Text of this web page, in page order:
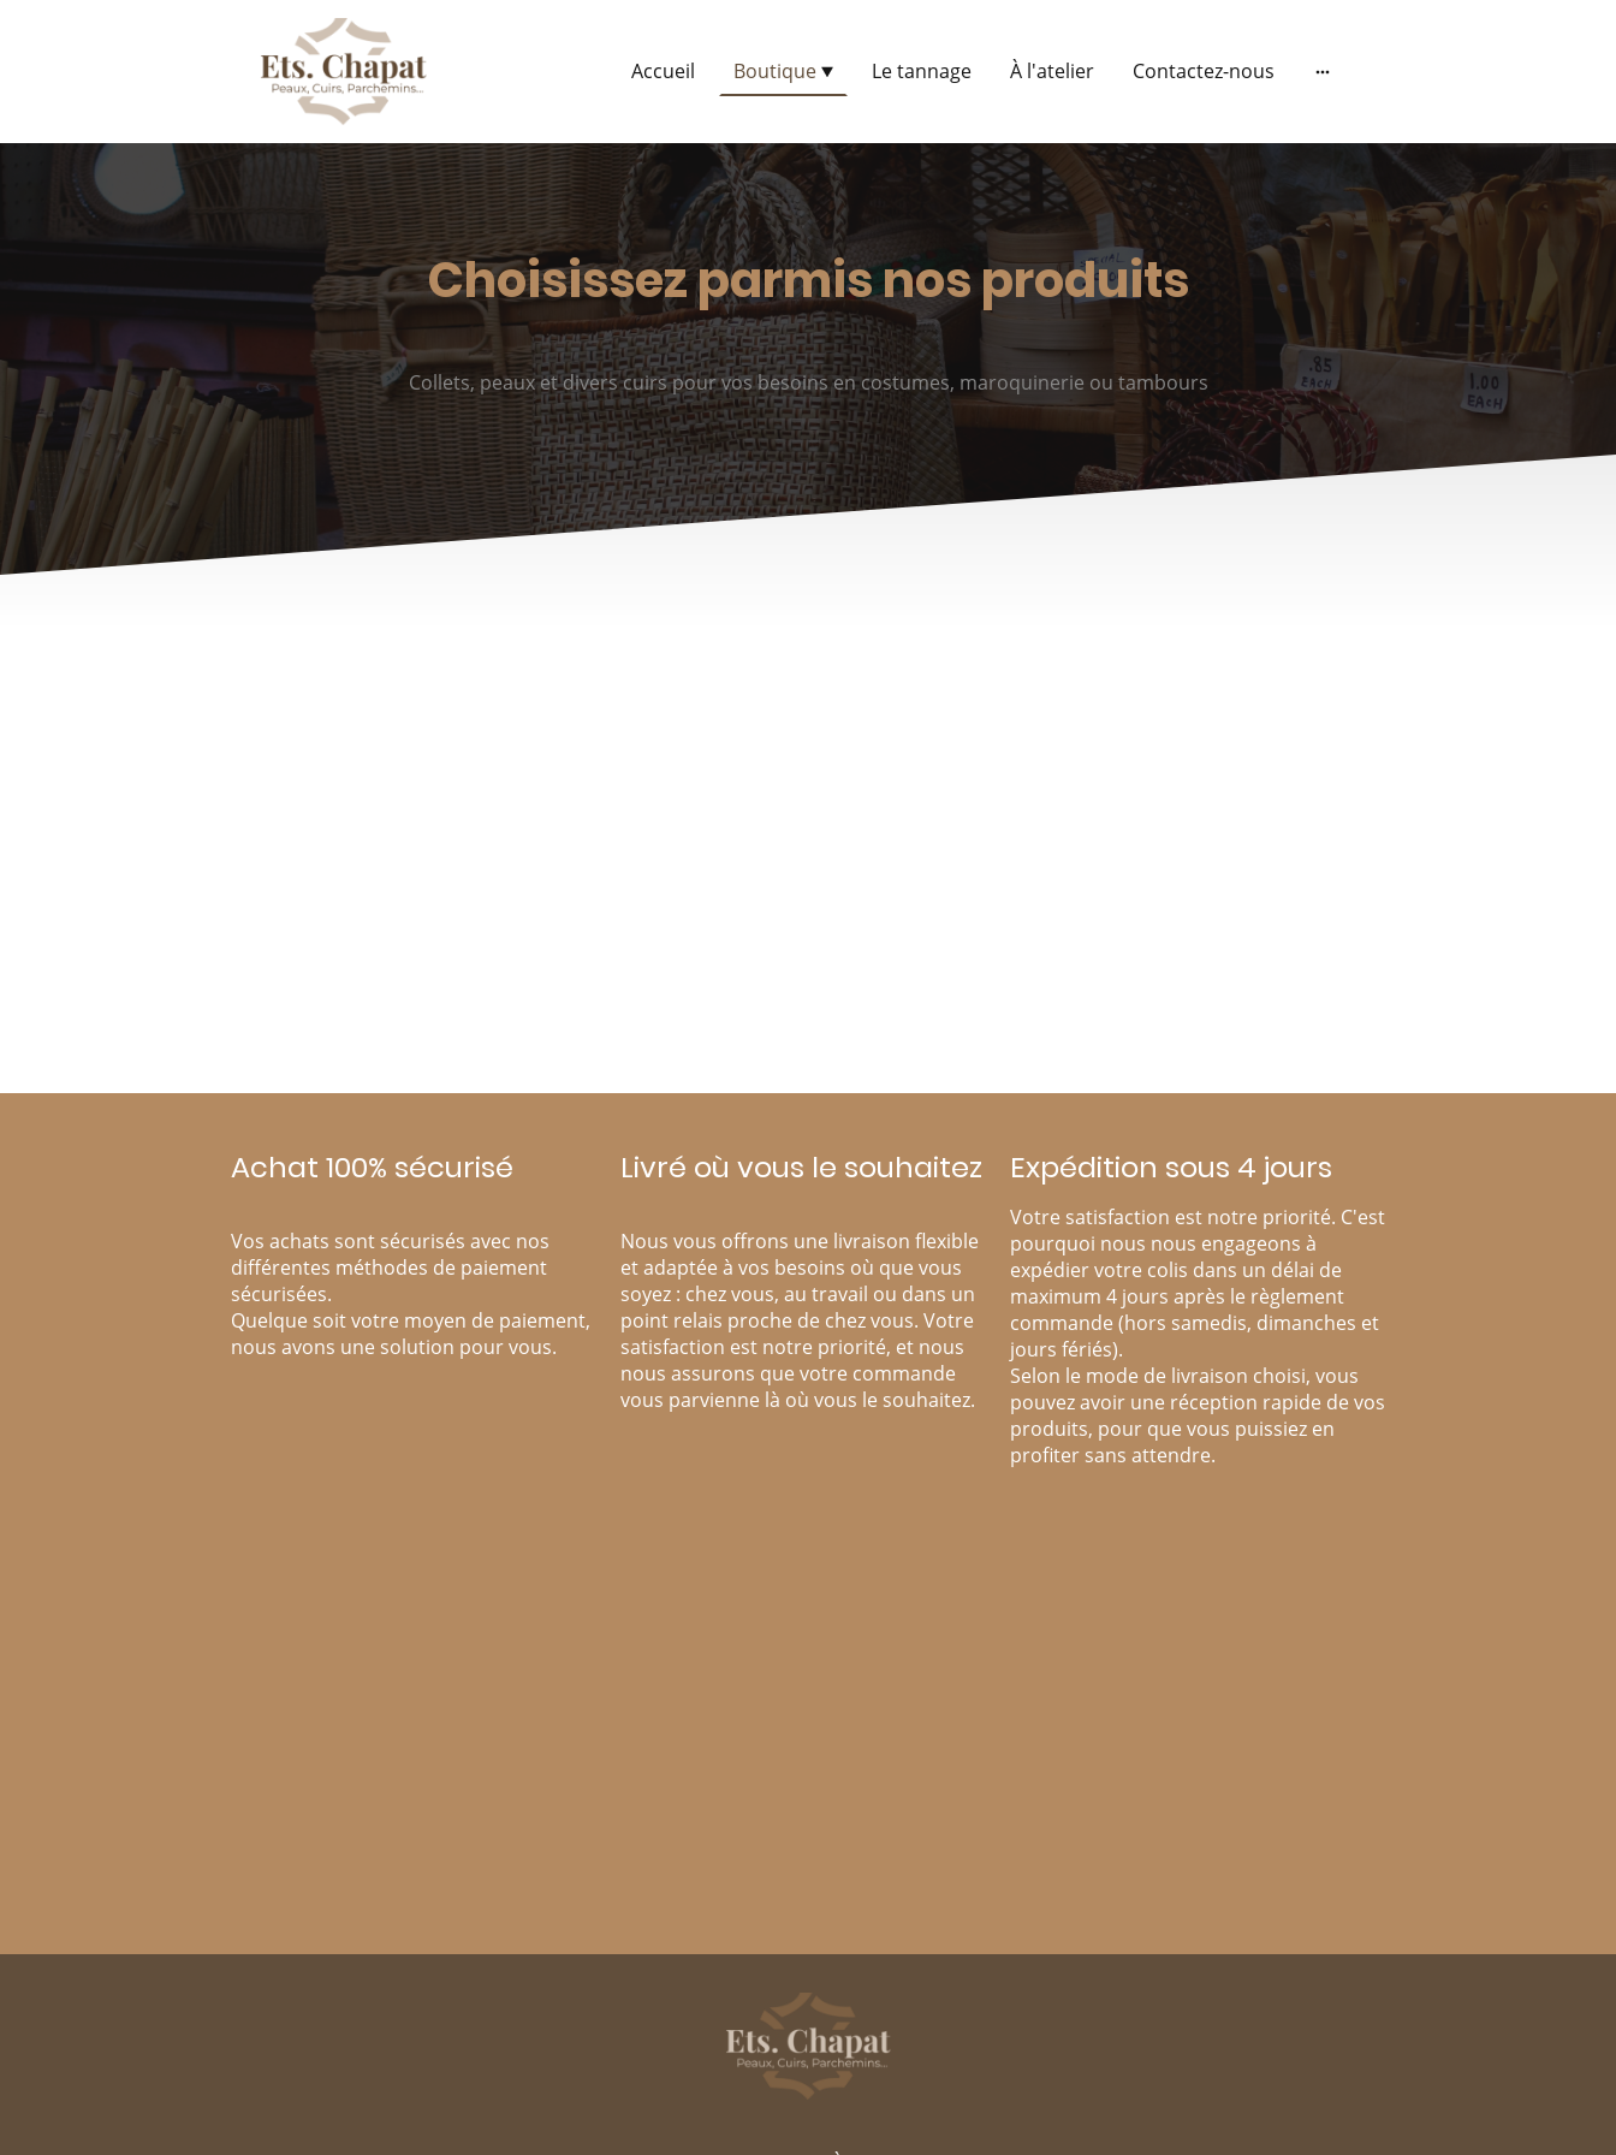
Accueil Boutique Le tannage À l'atelier Contactez-nous
Choisissez parmis nos produits
Collets, peaux et divers cuirs pour vos besoins en costumes, maroquinerie ou tambours
Achat 100% sécurisé
Vos achats sont sécurisés avec nos
différentes méthodes de paiement
sécurisées.
Quelque soit votre moyen de paiement,
nous avons une solution pour vous.
Livré où vous le souhaitez
Nous vous offrons une livraison flexible
et adaptée à vos besoins où que vous
soyez : chez vous, au travail ou dans un
point relais proche de chez vous. Votre
satisfaction est notre priorité, et nous
nous assurons que votre commande
vous parvienne là où vous le souhaitez.
Expédition sous 4 jours
Votre satisfaction est notre priorité. C'est
pourquoi nous nous engageons à
expédier votre colis dans un délai de
maximum 4 jours après le règlement
commande (hors samedis, dimanches et
jours fériés).
Selon le mode de livraison choisi, vous
pouvez avoir une réception rapide de vos
produits, pour que vous puissiez en
profiter sans attendre.